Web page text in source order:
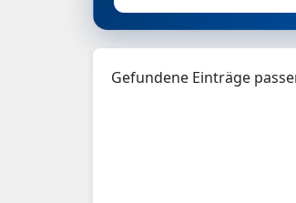
Gefundene Einträge